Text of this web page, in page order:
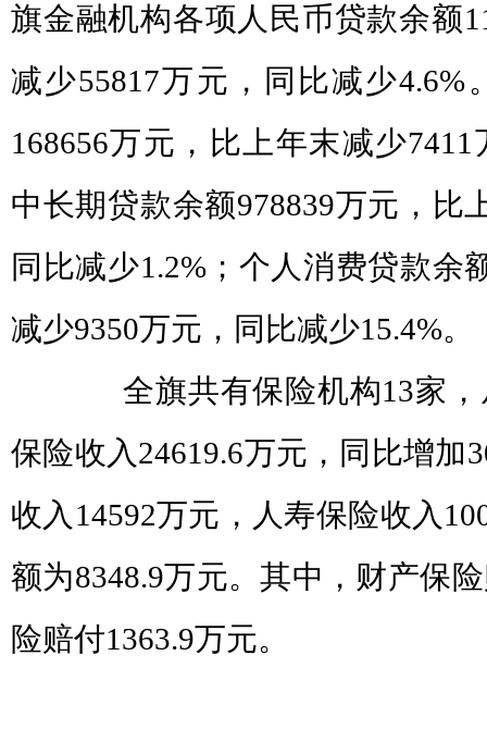
旗金融机构各项人民币贷款余额
减少55817万元，同比减少
168656万元，比上年末减少
中长期贷款余额978839万元，比
同比减少1.2%；个人消费贷款余
减少9350万元，同比减少15.4%。
全旗共有保险机构13家，
保险收入24619.6万元，同比增加
收入14592万元，人寿保险收入
额为8348.9万元。其中，财产保
险赔付1363.9万元。